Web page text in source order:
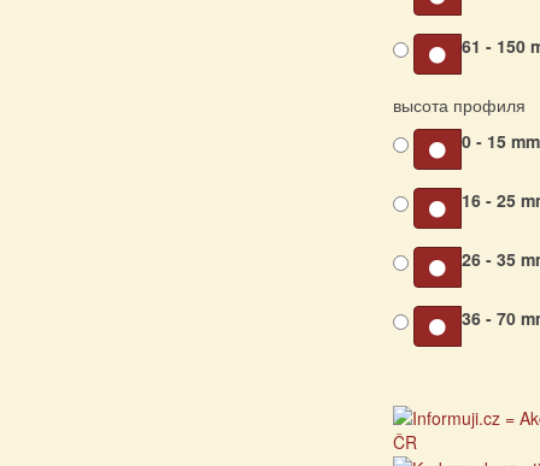
61 - 150
высота профиля
0 - 15
16 - 25
26 - 35
36 - 70